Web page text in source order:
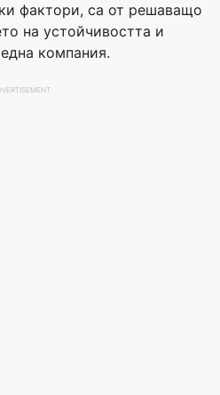
фактори, са от решаващо
на устойчивостта и
компания.